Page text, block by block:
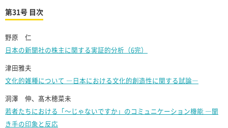
第31号 目次
野原 仁
日本の新聞社の株主に関する実証的分析（6完）
津田雅夫
文化的雑種について ―日本における文化的創造性に関する試論―
洞澤 伸、髙木穂菜未
若者たちにおける「～じゃないですか」のコミュニケーション機能 ―聞
き手の印象と反応